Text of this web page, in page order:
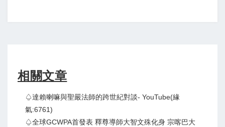
相關文章
♤達賴喇嘛與聖嚴法師的跨世紀對談- YouTube(緣
氣:6761)
♤全球GCWPA首發表 釋尊導師大智文殊化身 宗喀巴大